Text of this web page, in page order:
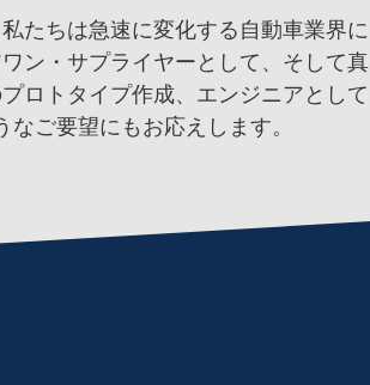
たちは急速に変化する自動車業界に
ン・サプライヤーとして、そして真
ロトタイプ作成、エンジニアとして
ご要望にもお応えします。